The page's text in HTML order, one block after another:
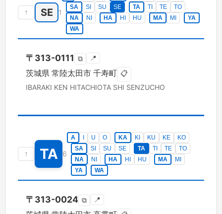
↑ SE 1
SA
SI SU SE TA TI TE
TO
NA
NI HA HI HU MA MI
YA
WA
〒 313-0111 ⧉ 📍
茨城県 常陸太田市 千寿町 📋
IBARAKI KEN HITACHIOTA SHI SENZUCHO
↑ TA 6
A U O KA KI KU KE
KO
SA
SI SU SE TA TI TE
TO
NA
NI HA HI HU MA
MI
YA
WA
〒 313-0024 ⧉ 📍